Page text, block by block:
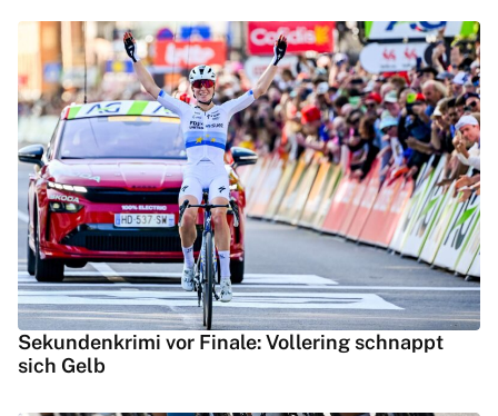
Sekundenkrimi vor Finale: Vollering schnappt
sich Gelb